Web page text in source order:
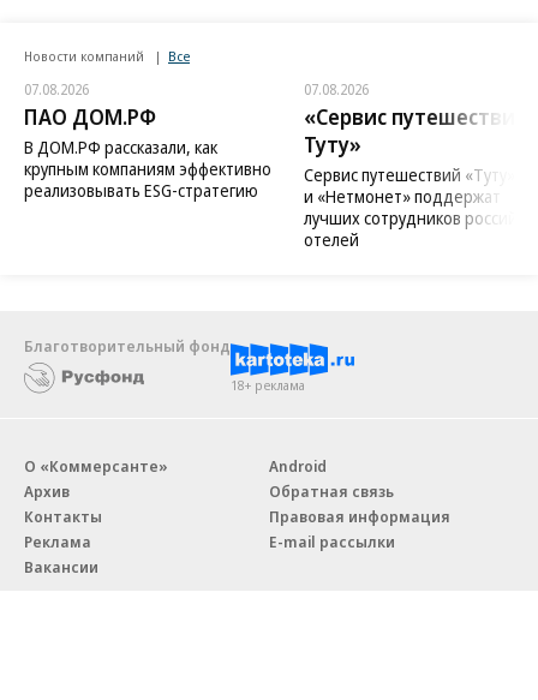
Новости компаний Все
07.08.2026
ПАО ДОМ.РФ
В ДОМ.РФ рассказали, как
крупным компаниям эффективно
реализовывать ESG-стратегию
07.08.2026
«Сервис путешествий
Туту»
Сервис путешествий «Туту»
и «Нетмонет» поддержат
лучших сотрудников
отелей
Благотворительный фонд
18+ реклама
О «Коммерсанте»
Архив
Контакты
Реклама
Вакансии
Android
Обратная связь
Правовая информация
E-mail рассылки